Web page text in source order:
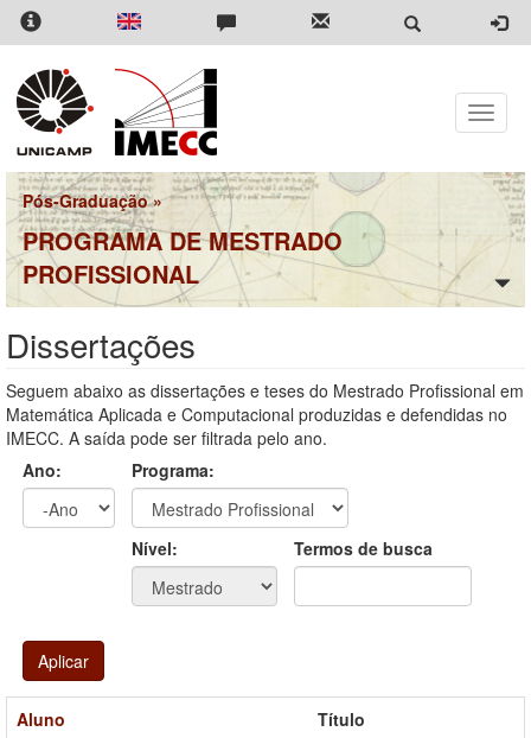
Pular
para
conteúdo
principal
Toggle
Pós-Graduação»
PROGRAMA DE MESTRADO
PROFISSIONAL
Dissertações
Seguem abaixo as dissertações e teses do Mestrado Profissional em
Matemática Aplicada e Computacional produzidas e defendidas no
IMECC. A saída pode ser filtrada pelo ano.
Ano:
Programa:
Nível: Termos de busca
Aplicar
Aluno
Título